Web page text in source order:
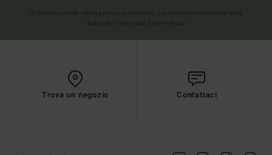
Trova un negozio Contattaci